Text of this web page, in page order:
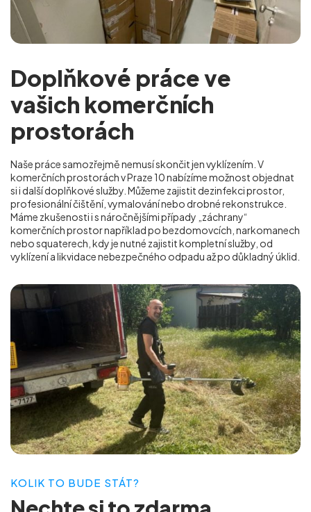
Doplňkové práce ve
vašich komerčních
prostorách
Naše práce samozřejmě nemusí skončit jen vyklízením. V
komerčních prostorách v Praze 10 nabízíme možnost objednat
si i další doplňkové služby. Můžeme zajistit dezinfekci prostor,
profesionální čištění, vymalování nebo drobné rekonstrukce.
Máme zkušenosti i s náročnějšími případy „záchrany“
komerčních prostor například po bezdomovcích, narkomanech
nebo squaterech, kdy je nutné zajistit kompletní služby, od
vyklízení a likvidace nebezpečného odpadu až po důkladný úklid.
KOLIK TO BUDE STÁT?